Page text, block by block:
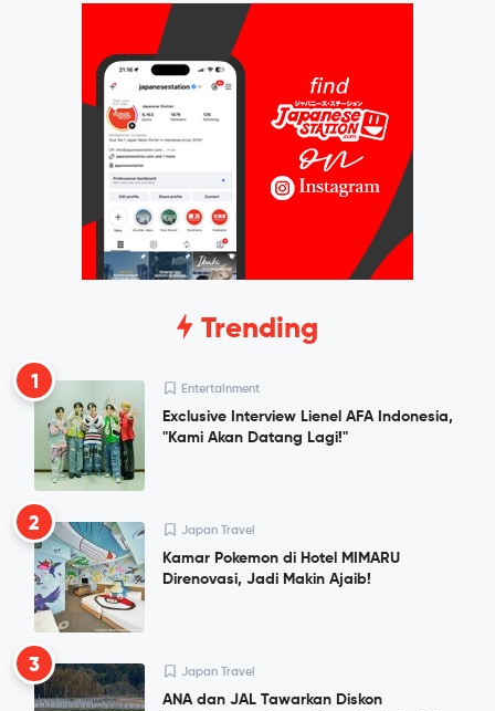
Trending
1 Entertainment
Exclusive Interview Lienel AFA Indonesia,
"Kami Akan Datang Lagi!"
2 Japan Travel
Kamar Pokemon di Hotel MIMARU
Direnovasi, Jadi Makin Ajaib!
3 Japan Travel
ANA dan JAL Tawarkan Diskon